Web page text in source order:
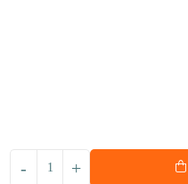
+
-